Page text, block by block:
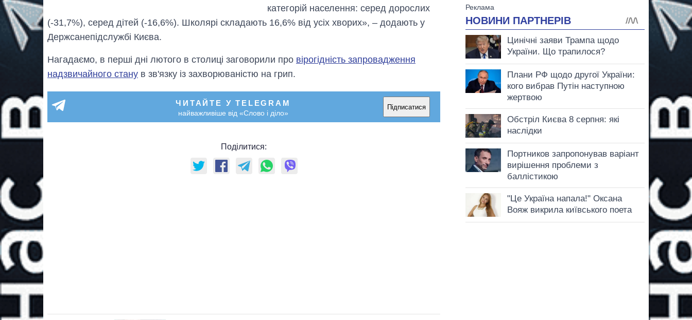
категорій населення: серед дорослих
(-31,7%), серед дітей (-16,6%). Школярі складають 16,6% від усіх хворих», – додають у
Держсанепідслужбі Києва.
Нагадаємо, в перші дні лютого в столиці заговорили про вірогідність запровадження
надзвичайного стану в зв'язку із захворюваністю на грип.
ЧИТАЙТЕ У TELEGRAM
найважливіше від «Слово і діло»
Підписатися
Поділитися: